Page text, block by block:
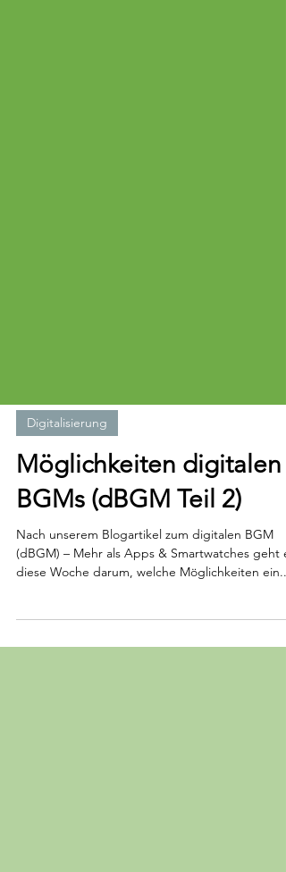
Digitalisierung
Möglichkeiten digitalen
BGMs (dBGM Teil 2)
(dBGM) – Mehr als Apps & Smartwatches geht es
diese Woche darum, welche Möglichkeiten ein...